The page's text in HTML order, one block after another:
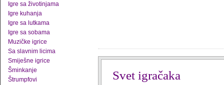
Igre sa životinjama
Igre kuhanja
Igre sa lutkama
Igre sa sobama
Muzičke igrice
Sa slavnim licima
Smiješne igrice
Šminkanje
Štrumpfovi
Svet igračaka